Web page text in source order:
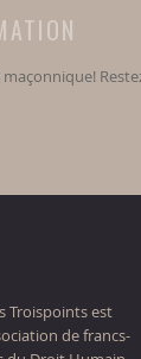
Troispoints est
de francs-